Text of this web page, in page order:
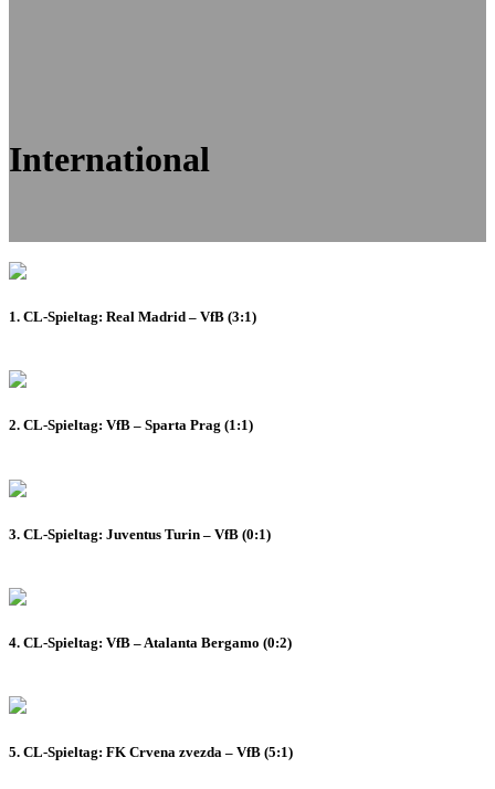
International
1. CL-Spieltag: Real Madrid – VfB (3:1)
2. CL-Spieltag: VfB – Sparta Prag (1:1)
3. CL-Spieltag: Juventus Turin – VfB (0:1)
4. CL-Spieltag: VfB – Atalanta Bergamo (0:2)
5. CL-Spieltag: FK Crvena zvezda – VfB (5:1)